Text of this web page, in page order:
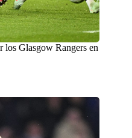
los Glasgow Rangers en